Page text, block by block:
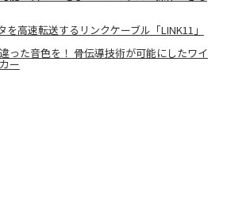
を高速転送するリンクケーブル「LINK11」
った音色を！ 骨伝導技術が可能にしたワイ
ー